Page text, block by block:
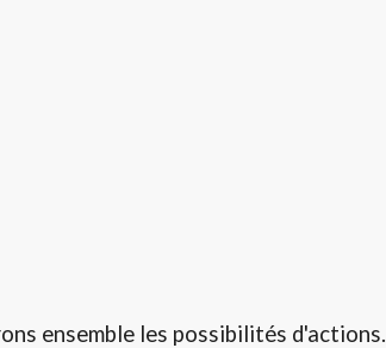
ensemble les possibilités d'actions.